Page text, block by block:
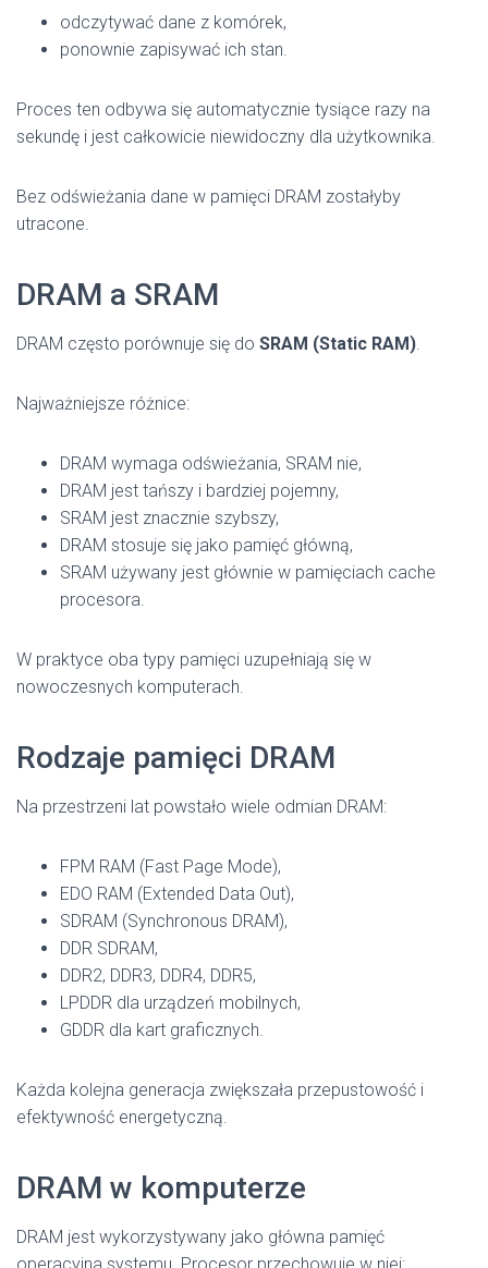
odczytywać dane z komórek,
ponownie zapisywać ich stan.
Proces ten odbywa się automatycznie tysiące razy na
sekundę i jest całkowicie niewidoczny dla użytkownika.
Bez odświeżania dane w pamięci DRAM zostałyby
utracone.
DRAM a SRAM
DRAM często porównuje się do SRAM (Static RAM).
Najważniejsze różnice:
DRAM wymaga odświeżania, SRAM nie,
DRAM jest tańszy i bardziej pojemny,
SRAM jest znacznie szybszy,
DRAM stosuje się jako pamięć główną,
SRAM używany jest głównie w pamięciach cache
procesora.
W praktyce oba typy pamięci uzupełniają się w
nowoczesnych komputerach.
Rodzaje pamięci DRAM
Na przestrzeni lat powstało wiele odmian DRAM:
FPM RAM (Fast Page Mode),
EDO RAM (Extended Data Out),
SDRAM (Synchronous DRAM),
DDR SDRAM,
DDR2, DDR3, DDR4, DDR5,
LPDDR dla urządzeń mobilnych,
GDDR dla kart graficznych.
Każda kolejna generacja zwiększała przepustowość i
efektywność energetyczną.
DRAM w komputerze
DRAM jest wykorzystywany jako główna pamięć